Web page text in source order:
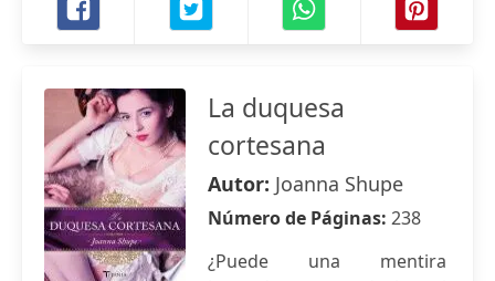
La duquesa
cortesana
Autor: Joanna Shupe
Número de Páginas: 238
¿Puede una mentira